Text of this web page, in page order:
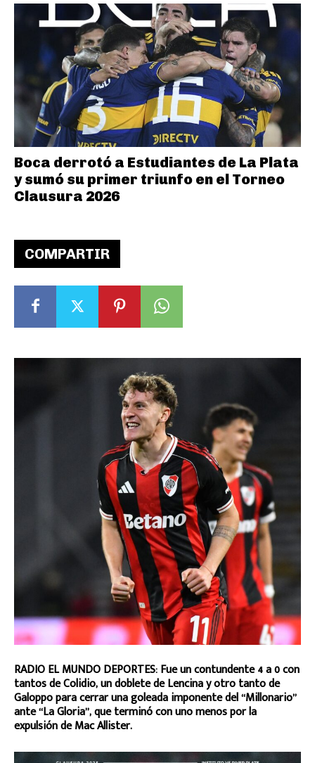
COMPARTIR
RADIO EL MUNDO DEPORTES: Fue un contundente 4 a 0 con
tantos de Colidio, un doblete de Lencina y otro tanto de
Galoppo para cerrar una goleada imponente del “Millonario”
ante “La Gloria”, que terminó con uno menos por la
expulsión de Mac Allister.
Boca derrotó a Estudiantes de La Plata
y sumó su primer triunfo en el Torneo
Clausura 2026